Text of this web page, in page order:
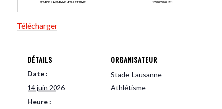
Télécharger
DÉTAILS
Date :
14 juin 2026
Heure :
ORGANISATEUR
Stade-Lausanne
Athlétisme